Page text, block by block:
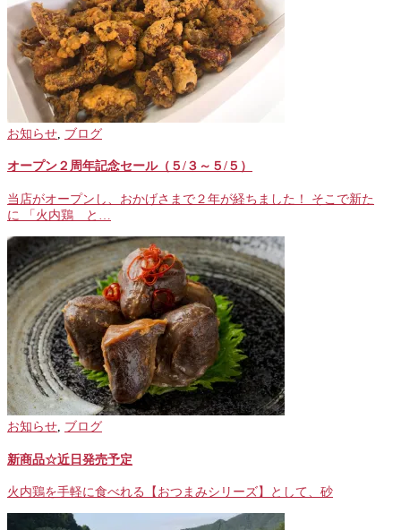
お知らせ ブログ
オープン２周年記念セール（５/３～５/５）
当店がオープンし、おかげさまで２年が経ちました！ そこで新た
に 「火内鶏 と…
お知らせ ブログ
新商品☆近日発売予定
火内鶏を手軽に食べれる【おつまみシリーズ】として、砂